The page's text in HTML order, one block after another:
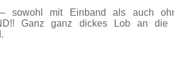
– sowohl mit Einband als auch
Ganz ganz dickes Lob an